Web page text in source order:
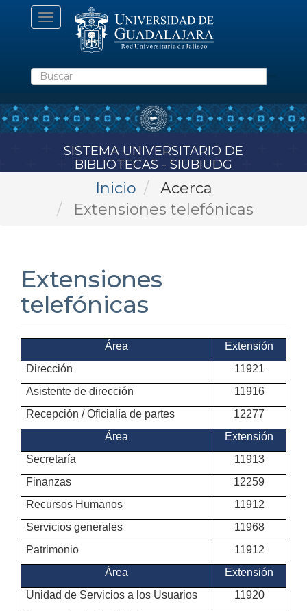
Toggle
navigation
Buscar
SISTEMA UNIVERSITARIO DE
BIBLIOTECAS - SIUBIUDG
Inicio
Acerca
Extensiones telefónicas
Extensiones
telefónicas
Área
Extensión
Dirección
11921
Asistente de dirección
11916
Recepción / Oficialía de partes
12277
Área
Extensión
Secretaría
11913
Finanzas
12259
Recursos Humanos
11912
Servicios generales
11968
Patrimonio
11912
Área
Extensión
Unidad de Servicios a los Usuarios
11920